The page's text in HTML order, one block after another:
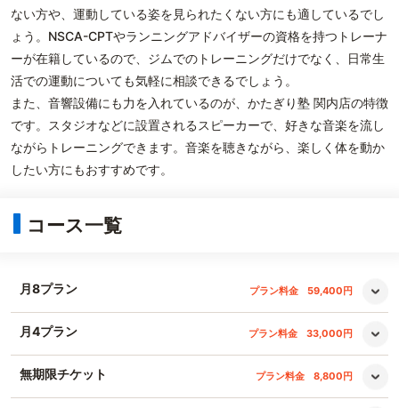
ない方や、運動している姿を見られたくない方にも適しているでし
ょう。NSCA-CPTやランニングアドバイザーの資格を持つトレーナ
ーが在籍しているので、ジムでのトレーニングだけでなく、日常生
活での運動についても気軽に相談できるでしょう。
また、音響設備にも力を入れているのが、かたぎり塾 関内店の特徴
です。スタジオなどに設置されるスピーカーで、好きな音楽を流し
ながらトレーニングできます。音楽を聴きながら、楽しく体を動か
したい方にもおすすめです。
コース一覧
月8プラン プラン料金 59,400円
月4プラン プラン料金 33,000円
無期限チケット プラン料金 8,800円